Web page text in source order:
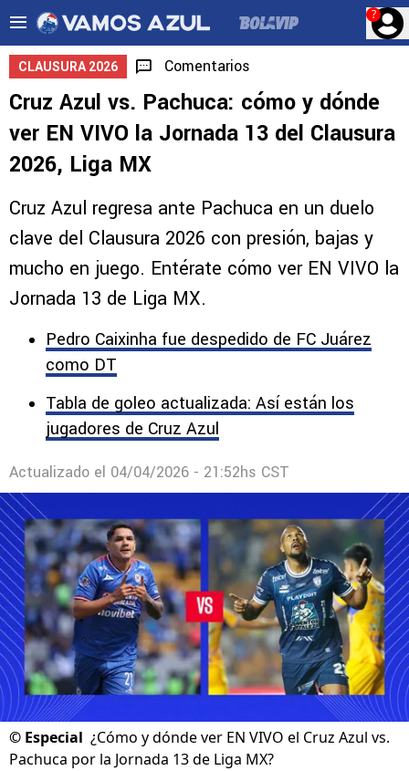
?
CLAUSURA 2026 Comentarios
Cruz Azul vs. Pachuca: cómo y dónde
ver EN VIVO la Jornada 13 del Clausura
2026, Liga MX
Cruz Azul regresa ante Pachuca en un duelo
clave del Clausura 2026 con presión, bajas y
mucho en juego. Entérate cómo ver EN VIVO la
Jornada 13 de Liga MX.
Pedro Caixinha fue despedido de FC Juárez
como DT
Tabla de goleo actualizada: Así están los
jugadores de Cruz Azul
Actualizado el 04/04/2026 - 21:52hs CST
© Especial ¿Cómo y dónde ver EN VIVO el Cruz Azul vs.
Pachuca por la Jornada 13 de Liga MX?